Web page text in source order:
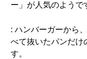
ー」が人気のようで
: ハンバーガーから
べて抜いたパンだけ
す。